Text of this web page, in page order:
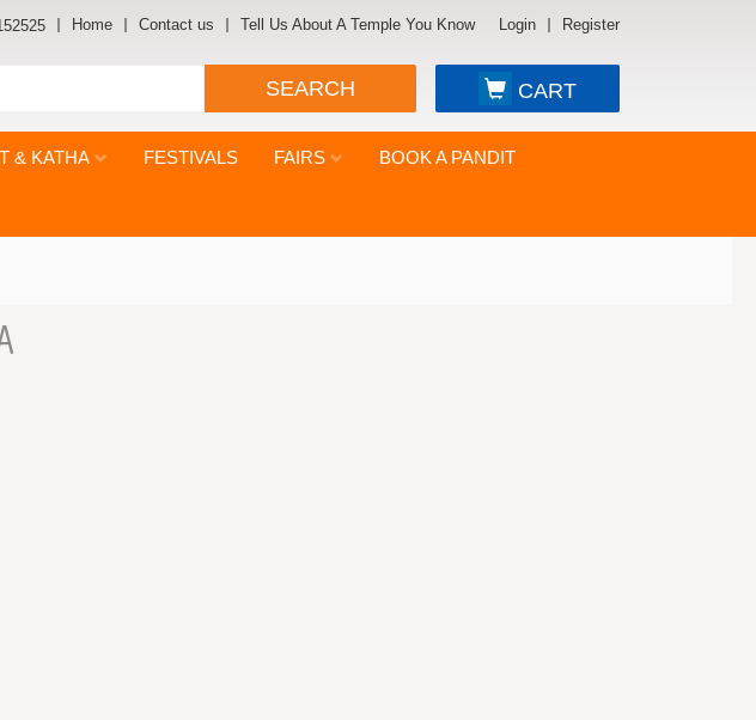
Home Contact us Tell Us About A Temple You Know Login Register
SEARCH CART
& KATHA FESTIVALS FAIRS BOOK A PANDIT